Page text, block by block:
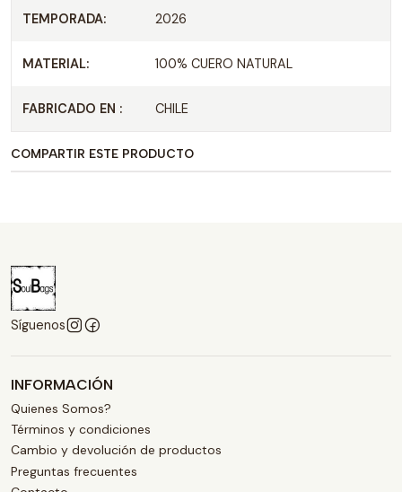
TEMPORADA: 2026
MATERIAL: 100% CUERO NATURAL
FABRICADO EN : CHILE
COMPARTIR ESTE PRODUCTO
Síguenos
INFORMACIÓN
Quienes Somos?
Términos y condiciones
Cambio y devolución de productos
Preguntas frecuentes